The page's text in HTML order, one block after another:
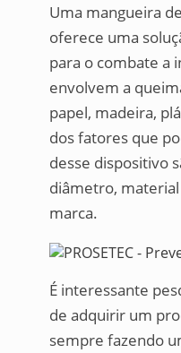
Uma mangueira
oferece uma
para o combate a
envolvem a
papel, madeira,
dos fatores que
desse dispositivo
diâmetro,
marca.
É interessante
de adquirir um
sempre fazendo